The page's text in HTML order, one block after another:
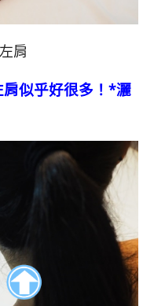
肩
似乎好很多！*灑